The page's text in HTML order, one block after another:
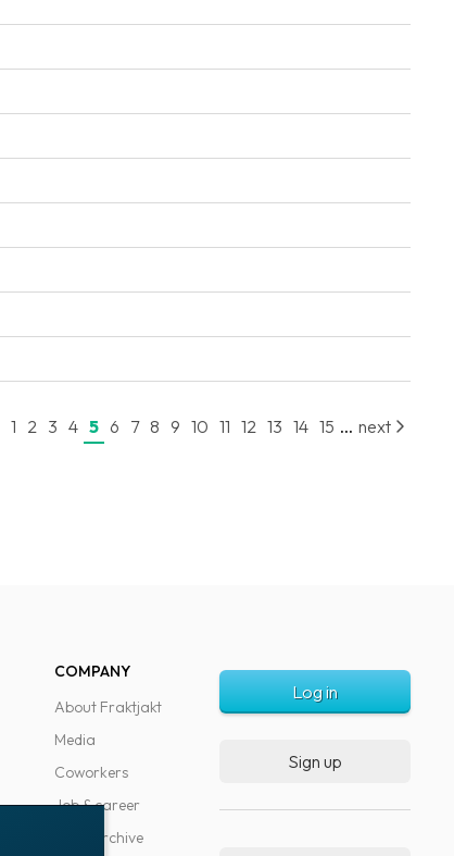
1 2 3 4 5 6 7 8 9 10 11 12 13 14 15 ... next
COMPANY
About Fraktjakt
Media
Coworkers
Job & career
News archive
Log in
Sign up